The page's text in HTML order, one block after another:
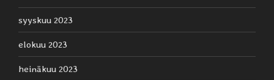
syyskuu 2023
elokuu 2023
heinäkuu 2023